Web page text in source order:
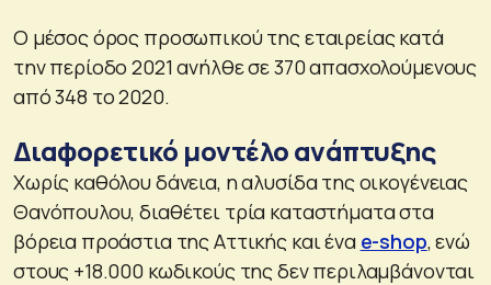
Ο μέσος όρος προσωπικού της εταιρείας κατά
την περίοδο 2021 ανήλθε σε 370 απασχολούμενους
από 348 το 2020.
Διαφορετικό μοντέλο ανάπτυξης
Χωρίς καθόλου δάνεια, η αλυσίδα της οικογένειας
Θανόπουλου, διαθέτει τρία καταστήματα στα
βόρεια προάστια της Αττικής και ένα e-shop, ενώ
στους +18.000 κωδικούς της δεν περιλαμβάνονται